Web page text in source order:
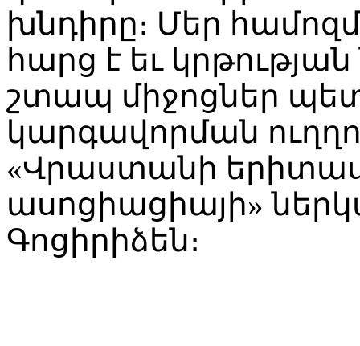
խնդիրը։ Մեր
հարց է եւ
շտապ միջոցներ
կարգավորման
«Վրաստանի
ասոցիացիայի»
Գոցիրիձեն։